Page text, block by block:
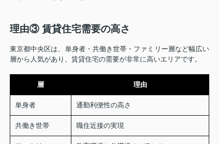
理由③ 賃貸住宅需要の高さ
東京都中央区は、単身者・共働き世帯・ファミリー層など幅広い
層から人気があり、賃貸住宅の需要が非常に高いエリアです。
層 理由
単身者 通勤利便性の高さ
共働き世帯 職住近接の実現